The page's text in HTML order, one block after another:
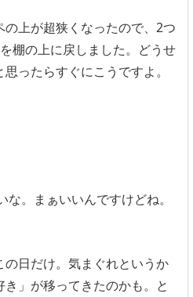
上が超狭くなったので、2つ
棚の上に戻しました。どうせ
ったらすぐにこうですよ。
な。まぁいいんですけどね。
日だけ。気まぐれというか
」が移ってきたのかも。と